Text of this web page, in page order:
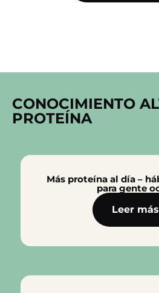
CONOCIMIENTO
PROTEÍNA
Más proteína al día –
para gente
Leer más